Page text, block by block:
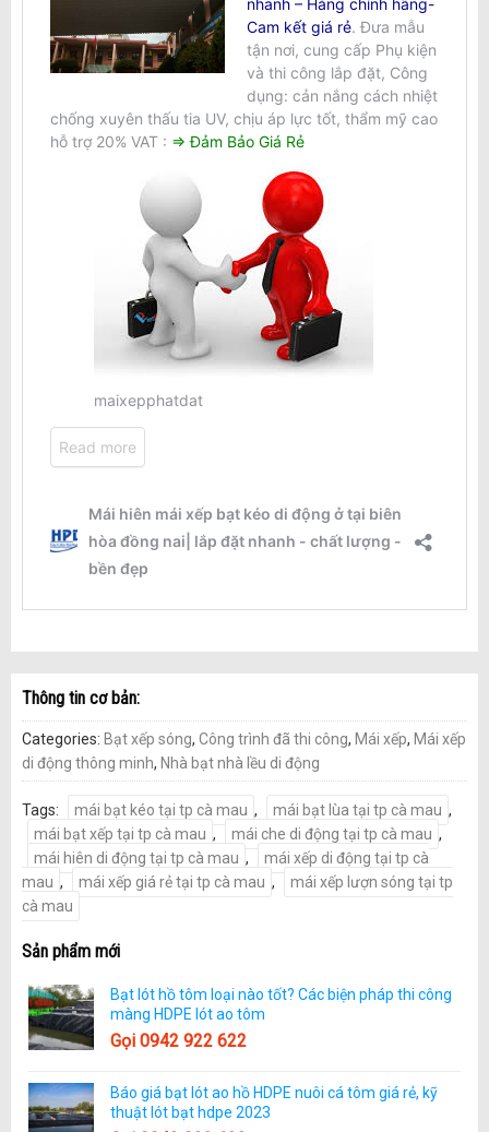
Thông tin cơ bản:
Categories: Bạt xếp sóng, Công trình đã thi công, Mái xếp, Mái xếp
di động thông minh, Nhà bạt nhà lều di động
Tags: mái bạt kéo tại tp cà mau , mái bạt lùa tại tp cà mau ,
mái bạt xếp tại tp cà mau , mái che di động tại tp cà mau ,
mái hiên di động tại tp cà mau ,
mái xếp di động tại tp cà
mau , mái xếp giá rẻ tại tp cà mau ,
mái xếp lượn sóng tại tp
cà mau
Sản phẩm mới
Bạt lót hồ tôm loại nào tốt? Các biện pháp thi công
màng HDPE lót ao tôm
Gọi 0942 922 622
Báo giá bạt lót ao hồ HDPE nuôi cá tôm giá rẻ, kỹ
thuật lót bạt hdpe 2023